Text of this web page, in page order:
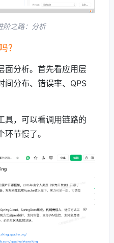
阶之路：分析
？
面分析。首先看应用层
间分布、错误率、QPS
，可以看调用链路的
节慢了。